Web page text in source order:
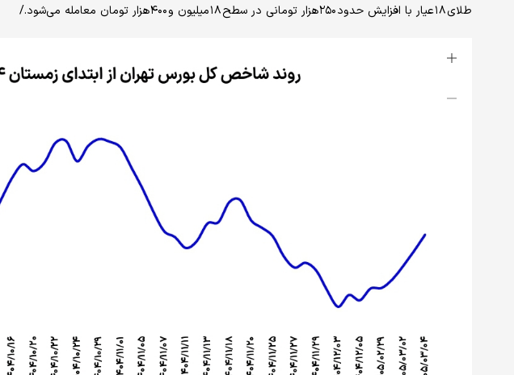
طلای ۱۸ عیار با افزایش حدود ۲۵۰ هزار تومانی در سطح ۱۸ میلیون و ۴۰۰ هزار تومان معامله می‌شود./